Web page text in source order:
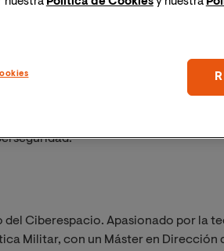
sus defensas frente a
ha creado todo un entorno de
DeTT&CK, Caldera, ATLAS,
a sacarles partido?
del Ciberespacio y
para descubrir cómo aprovechar
Ciberespacio. Apasionado por la
Militar, con un Máster en Dirección